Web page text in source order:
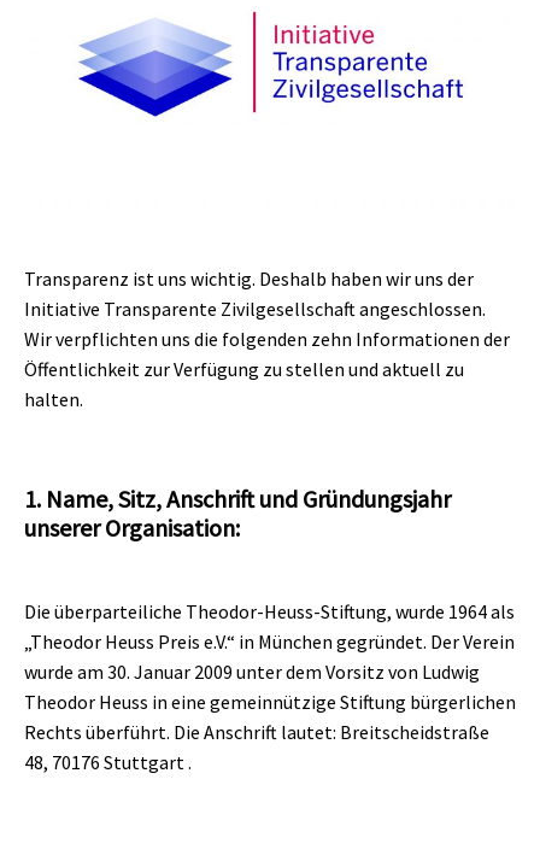
Transparenz ist uns wichtig. Deshalb haben wir uns der
Initiative Transparente Zivilgesellschaftangeschlossen.
Wir verpflichten uns die folgenden zehn Informationen der
Öffentlichkeit zur Verfügung zu stellen und aktuell zu
halten.
1. Name, Sitz, Anschrift und Gründungsjahr
unserer Organisation:
Die überparteiliche Theodor-Heuss-Stiftung, wurde 1964 als
„Theodor Heuss Preis e.V.“ in München gegründet. Der Verein
wurde am 30. Januar 2009 unter dem Vorsitz von Ludwig
Theodor Heuss in eine gemeinnützige Stiftung bürgerlichen
Rechts überführt. Die Anschrift lautet: Breitscheidstraße
48, 70176 Stuttgart .